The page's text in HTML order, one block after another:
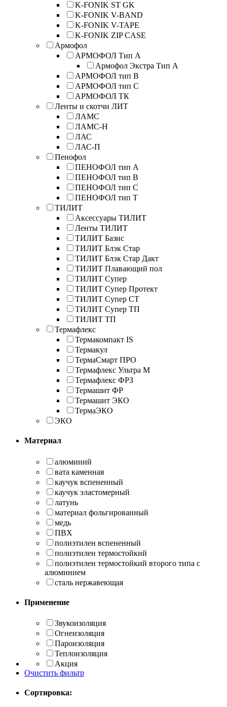
K-FONIK ST GK
K-FONIK V-BAND
K-FONIK V-TAPE
K-FONIK ZIP CASE
Армофол
АРМОФОЛ Тип А
Армофол Экстра Тип A
АРМОФОЛ тип В
АРМОФОЛ тип C
АРМОФОЛ ТК
Ленты и скотчи ЛИТ
ЛАМС
ЛАМС-Н
ЛАС
ЛАС-П
Пенофол
ПЕНОФОЛ тип А
ПЕНОФОЛ тип B
ПЕНОФОЛ тип C
ПЕНОФОЛ тип T
ТИЛИТ
Аксессуары ТИЛИТ
Ленты ТИЛИТ
ТИЛИТ Базис
ТИЛИТ Блэк Стар
ТИЛИТ Блэк Стар Дакт
ТИЛИТ Плавающий пол
ТИЛИТ Супер
ТИЛИТ Супер Протект
ТИЛИТ Супер СТ
ТИЛИТ Супер ТП
ТИЛИТ ТП
Термафлекс
Термакомпакт IS
Термакул
ТермаСмарт ПРО
Термафлекс Ультра М
Термафлекс ФРЗ
Термашит ФР
Термашит ЭКО
ТермаЭКО
ЭКО
Материал
алюминий
вата каменная
каучук вспененный
каучук эластомерный
латунь
материал фольгированный
медь
ПВХ
полиэтилен вспененный
полиэтилен термостойкий
полиэтилен термостойкий второго типа с
алюминием
сталь нержавеющая
Применение
Звукоизоляция
Огнеизоляция
Пароизоляция
Теплоизоляция
Акция
Очистить фильтр
Сортировка: